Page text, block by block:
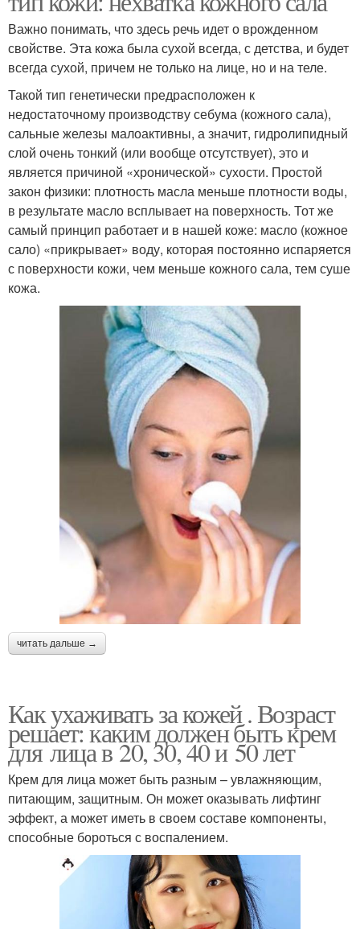
Важно понимать, что здесь речь идет о врожденном
свойстве. Эта кожа была сухой всегда, с детства, и будет
всегда сухой, причем не только на лице, но и на теле.
Такой тип генетически предрасположен к
недостаточному производству себума (кожного сала),
сальные железы малоактивны, а значит, гидролипидный
слой очень тонкий (или вообще отсутствует), это и
является причиной «хронической» сухости. Простой
закон физики: плотность масла меньше плотности воды,
в результате масло всплывает на поверхность. Тот же
самый принцип работает и в нашей коже: масло (кожное
сало) «прикрывает» воду, которая постоянно испаряется
с поверхности кожи, чем меньше кожного сала, тем суше
кожа.
читать дальше →
Как ухаживать за кожей . Возраст
решает: каким должен быть крем
для лица в 20, 30, 40 и 50 лет
Крем для лица может быть разным – увлажняющим,
питающим, защитным. Он может оказывать лифтинг
эффект, а может иметь в своем составе компоненты,
способные бороться с воспалением.